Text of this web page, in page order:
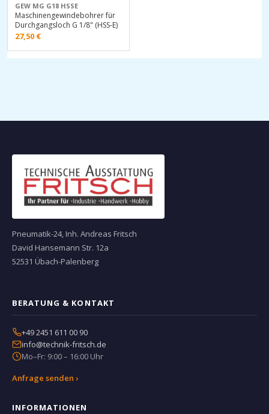
GEW MG G18 HSSE
Maschinengewindebohrer für
Durchgangsloch G 1/8" (HSS-E)
27,50 €
Pneumatik-24, Inh. Andreas Fritsch
David Hansemann Str. 12a
52531 Übach-Palenberg
BERATUNG & KONTAKT
+49 2451 611 00 90
info@technik-fritsch.de
Mo–Fr: 9:00 – 16:00 Uhr
Anfrage senden ›
INFORMATIONEN